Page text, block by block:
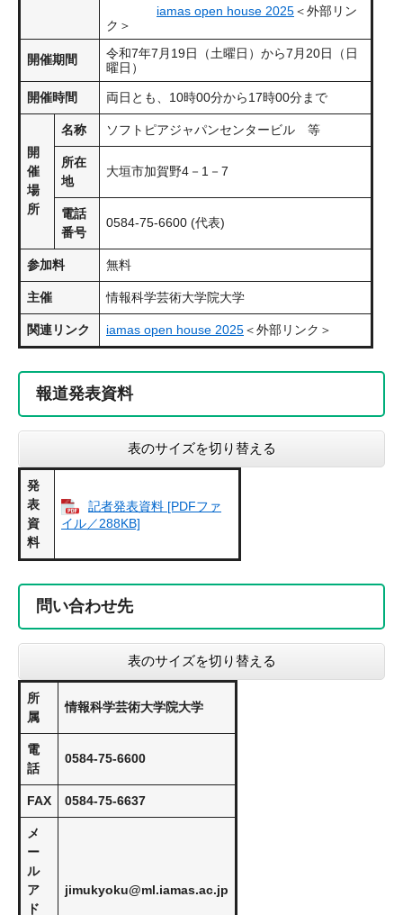
iamas open house 2025＜外部リン
ク＞
開催期間
令和7年7月19日（土曜日）から7月20日（日
曜日）
開催時間 両日とも、10時00分から17時00分まで
開
催
場
所
名称 ソフトピアジャパンセンタービル 等
所在
地
大垣市加賀野4－1－7
電話
番号
0584-75-6600 (代表)
参加料 無料
主催 情報科学芸術大学院大学
関連リンク iamas open house 2025＜外部リンク＞
報道発表資料
表のサイズを切り替える
発
表
資
料
記者発表資料 [PDFファ
イル／288KB]
問い合わせ先
表のサイズを切り替える
所
属
情報科学芸術大学院大学
電
話
0584-75-6600
FAX 0584-75-6637
メ
ー
ル
ア
ド
jimukyoku@ml.iamas.ac.jp